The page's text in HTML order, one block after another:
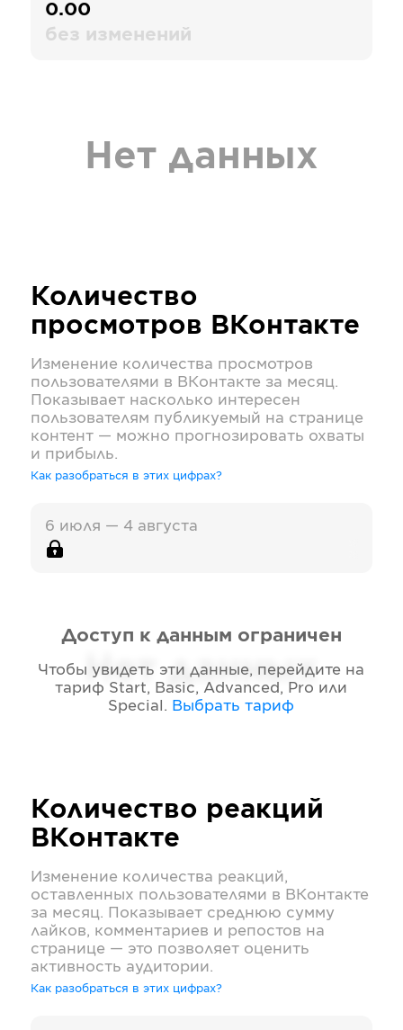
0.00
без изменений
Нет данных
Количество
просмотров ВКонтакте
Изменение количества просмотров
пользователями в ВКонтакте за месяц.
Показывает насколько интересен
пользователям публикуемый на странице
контент — можно прогнозировать охваты
и прибыль.
Как разобраться в этих цифрах?
6 июля — 4 августа
Нет данных
Доступ к данным ограничен
Чтобы увидеть эти данные, перейдите на
тариф Start, Basic, Advanced, Pro или
Special . Выбрать тариф
Количество реакций
ВКонтакте
Изменение количества реакций,
оставленных пользователями в ВКонтакте
за месяц. Показывает среднюю сумму
лайков, комментариев и репостов на
странице — это позволяет оценить
активность аудитории.
Как разобраться в этих цифрах?